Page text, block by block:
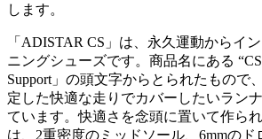
します。
「ADISTAR CS」は、永久運動からイ
ニングシューズです。商品名にある
Support」の頭文字からとられたもので
定した快適な走りでカバーしたいラン
ています。快適さを念頭に置いて作られ
は、2重密度のミッドソール、6mmの